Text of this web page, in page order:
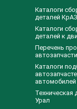
Каталоги
деталей КрАЗ
​Каталоги
деталей к
Перечень
автозапчасти
Каталоги
автомобилей
Техническая
Урал